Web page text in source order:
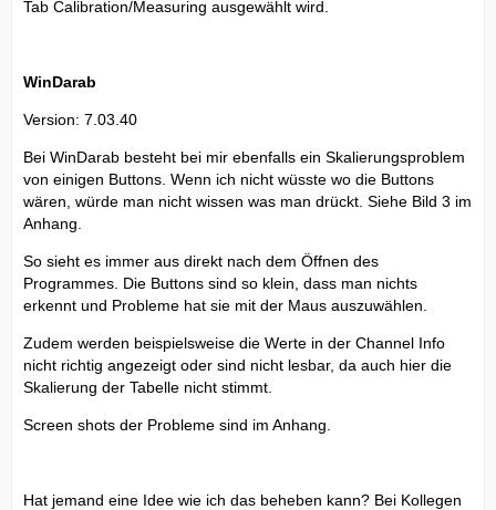
Tab Calibration/Measuring ausgewählt wird.
WinDarab
Version: 7.03.40
Bei WinDarab besteht bei mir ebenfalls ein Skalierungsproblem
von einigen Buttons. Wenn ich nicht wüsste wo die Buttons
wären, würde man nicht wissen was man drückt. Siehe Bild 3 im
Anhang.
So sieht es immer aus direkt nach dem Öffnen des
Programmes. Die Buttons sind so klein, dass man nichts
erkennt und Probleme hat sie mit der Maus auszuwählen.
Zudem werden beispielsweise die Werte in der Channel Info
nicht richtig angezeigt oder sind nicht lesbar, da auch hier die
Skalierung der Tabelle nicht stimmt.
Screen shots der Probleme sind im Anhang.
Hat jemand eine Idee wie ich das beheben kann? Bei Kollegen